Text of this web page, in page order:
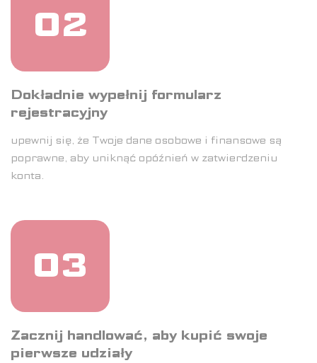
02
Dokładnie wypełnij formularz
rejestracyjny
upewnij się, że Twoje dane osobowe i finansowe są
poprawne, aby uniknąć opóźnień w zatwierdzeniu
konta.
03
Zacznij handlować, aby kupić swoje
pierwsze udziały